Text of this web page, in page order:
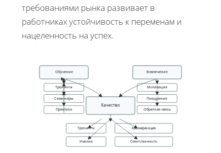
требованиями рынка развивает в
работниках устойчивость к переменам и
нацеленность на успех.
Обучение
Тренинги
Семинары
Практика
Вовлечение
Мотивация
Поощрения
Обратная связь
Качество
Тренинги Квалификация
Участие Ответственность